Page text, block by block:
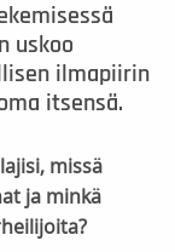
uskoo
ilmapiirin
itsensä.
missä
ja minkä